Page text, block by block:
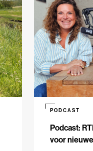
Podcast:
voor
PODCAST